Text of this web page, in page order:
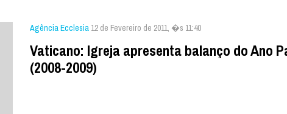
Agência Ecclesia 12 de Fevereiro de 2011, �s 11:40
Vaticano: Igreja apresenta balanço do Ano
(2008-2009)